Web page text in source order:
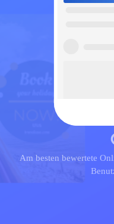
Am besten bewertete